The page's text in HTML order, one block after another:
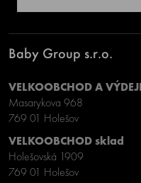
Baby Group s.r.o.
VELKOOBCHOD A
Masarykova 968
769 01 Holešov
VELKOOBCHOD sklad
Holešovská 1909
769 01 Holešov